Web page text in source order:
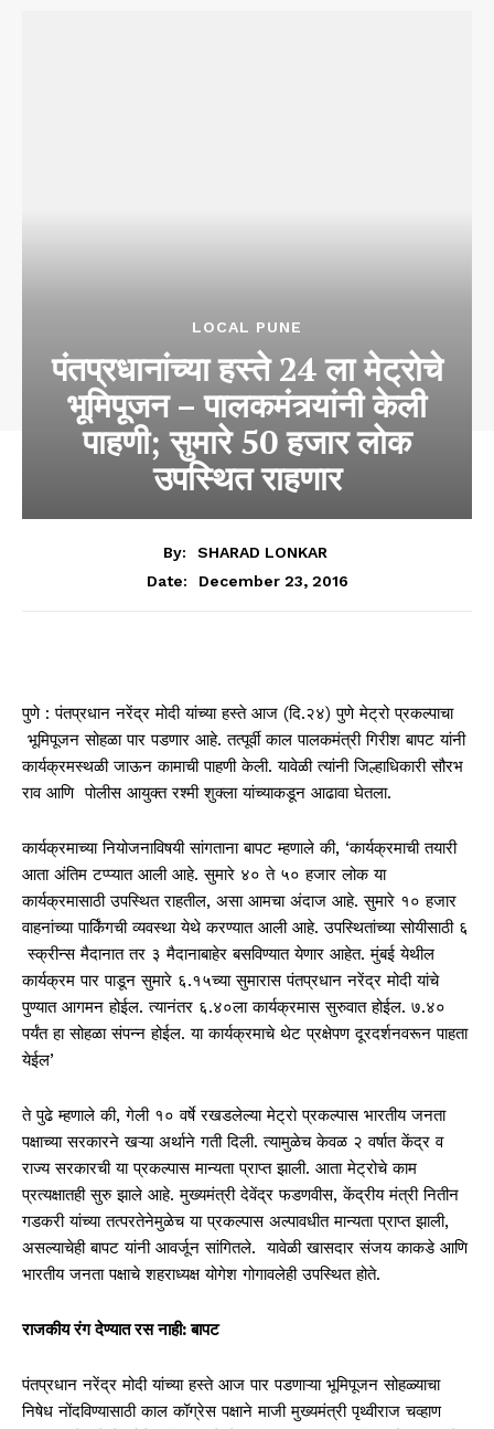
LOCAL PUNE
पंतप्रधानांच्या हस्ते 24 ला मेट्रोचे
भूमिपूजन – पालकमंत्र्यांनी केली
पाहणी; सुमारे 50 हजार लोक
उपस्थित राहणार
By:
SHARAD LONKAR
Date:
December 23, 2016
पुणे : पंतप्रधान नरेंद्र मोदी यांच्या हस्ते आज (दि.२४) पुणे मेट्रो प्रकल्पाचा
भूमिपूजन सोहळा पार पडणार आहे. तत्पूर्वी काल पालकमंत्री गिरीश बापट यांनी
कार्यक्रमस्थळी जाऊन कामाची पाहणी केली. यावेळी त्यांनी जिल्हाधिकारी सौरभ
राव आणि पोलीस आयुक्त रश्मी शुक्ला यांच्याकडून आढावा घेतला.
कार्यक्रमाच्या नियोजनाविषयी सांगताना बापट म्हणाले की, ‘कार्यक्रमाची तयारी
आता अंतिम टप्प्यात आली आहे. सुमारे ४० ते ५० हजार लोक या
कार्यक्रमासाठी उपस्थित राहतील, असा आमचा अंदाज आहे. सुमारे १० हजार
वाहनांच्या पार्किंगची व्यवस्था येथे करण्यात आली आहे. उपस्थितांच्या सोयीसाठी ६
स्क्रीन्स मैदानात तर ३ मैदानाबाहेर बसविण्यात येणार आहेत. मुंबई येथील
कार्यक्रम पार पाडून सुमारे ६.१५च्या सुमारास पंतप्रधान नरेंद्र मोदी यांचे
पुण्यात आगमन होईल. त्यानंतर ६.४०ला कार्यक्रमास सुरुवात होईल. ७.४०
पर्यंत हा सोहळा संपन्न होईल. या कार्यक्रमाचे थेट प्रक्षेपण दूरदर्शनवरून पाहता
येईल’
ते पुढे म्हणाले की, गेली १० वर्षे रखडलेल्या मेट्रो प्रकल्पास भारतीय जनता
पक्षाच्या सरकारने खऱ्या अर्थाने गती दिली. त्यामुळेच केवळ २ वर्षात केंद्र व
राज्य सरकारची या प्रकल्पास मान्यता प्राप्त झाली. आता मेट्रोचे काम
प्रत्यक्षातही सुरु झाले आहे. मुख्यमंत्री देवेंद्र फडणवीस, केंद्रीय मंत्री नितीन
गडकरी यांच्या तत्परतेनेमुळेच या प्रकल्पास अल्पावधीत मान्यता प्राप्त झाली,
असल्याचेही बापट यांनी आवर्जून सांगितले. यावेळी खासदार संजय काकडे आणि
भारतीय जनता पक्षाचे शहराध्यक्ष योगेश गोगावलेही उपस्थित होते.
राजकीय रंग देण्यात रस नाही: बापट
पंतप्रधान नरेंद्र मोदी यांच्या हस्ते आज पार पडणाऱ्या भूमिपूजन सोहळ्याचा
निषेध नोंदविण्यासाठी काल कॉग्रेस पक्षाने माजी मुख्यमंत्री पृथ्वीराज चव्हाण